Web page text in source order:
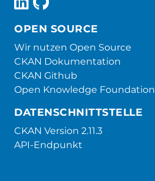
OPEN SOURCE
Wir nutzen Open Source
CKAN Dokumentation
CKAN Github
Open Knowledge Foundation
DATENSCHNITTSTELLE
CKAN Version 2.11.3
API-Endpunkt